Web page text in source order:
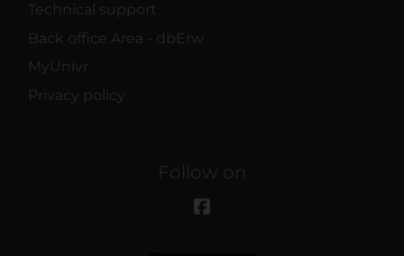
Technical support
Back office Area - dbErw
MyUnivr
Privacy policy
Follow on